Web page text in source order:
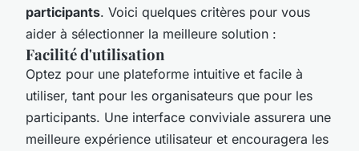
participants. Voici quelques critères pour vous
aider à sélectionner la meilleure solution :
Facilité d'utilisation
Optez pour une plateforme intuitive et facile à
utiliser, tant pour les organisateurs que pour les
participants. Une interface conviviale assurera une
meilleure expérience utilisateur et encouragera les